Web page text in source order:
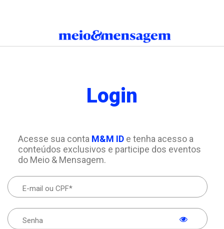
Login
Acesse sua conta M&M IDe tenha acesso a
conteúdos exclusivos e participe dos eventos
do Meio & Mensagem.